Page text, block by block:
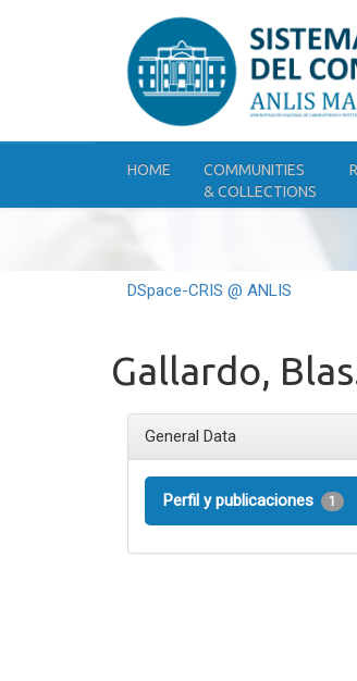
HOME
COMMUNITIES
& COLLECTIONS
DSpace-CRIS @ ANLIS
Gallardo,
General Data
Perfil y publicaciones 1